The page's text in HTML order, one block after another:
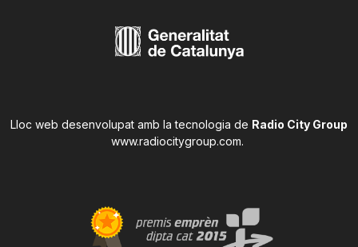
Lloc web desenvolupat amb la tecnologia de Radio City Group
www.radiocitygroup.com.